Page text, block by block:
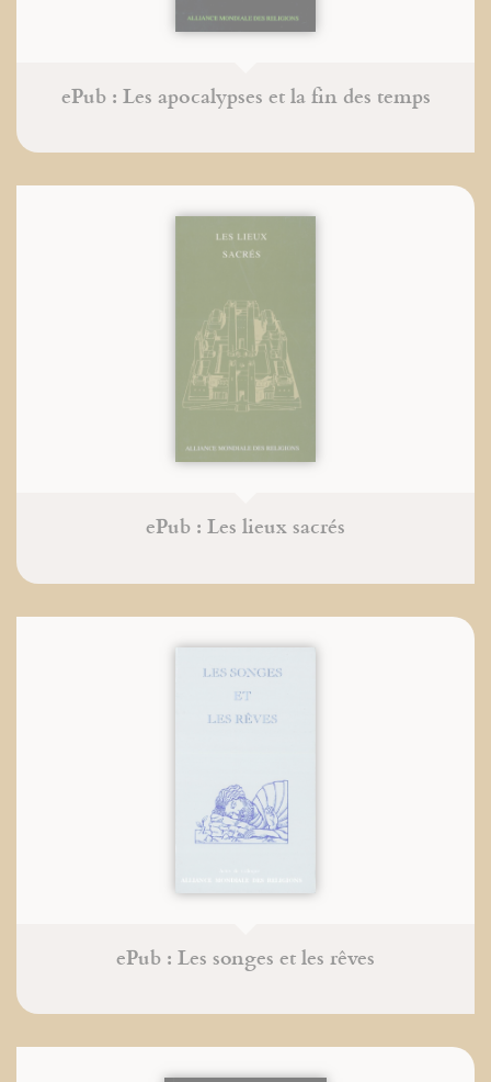
ePub : Les apocalypses et la fin des temps
ePub : Les lieux sacrés
ePub : Les songes et les rêves